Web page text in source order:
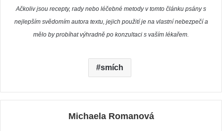
Ačkoliv jsou recepty, rady nebo léčebné metody v tomto článku psány s
nejlepším svědomím autora textu, jejich použití je na vlastní nebezpečí a
mělo by probíhat výhradně po konzultaci s vaším lékařem.
smích
Michaela Romanová